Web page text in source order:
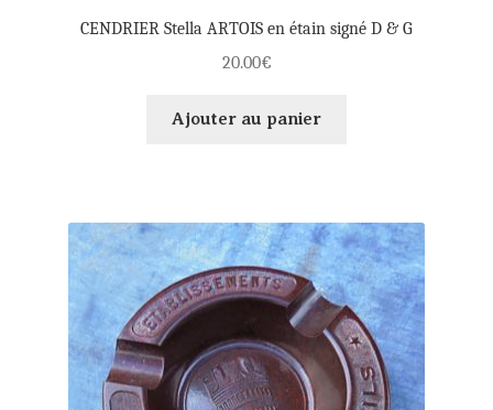
CENDRIER Stella ARTOIS en étain signé D & G
20.00€
Ajouter au panier